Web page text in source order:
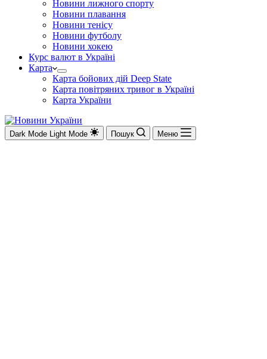
Новини лижного спорту
Новини плавання
Новини тенісу
Новини футболу
Новини хокею
Курс валют в Україні
Карта
Карта бойових дій Deep State
Карта повітряних тривог в Україні
Карта України
Dark Mode Light Mode Пошук Меню